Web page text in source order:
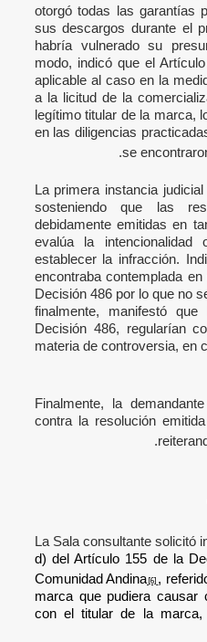
otorgó todas las garantías
sus descargos durante el
habría vulnerado su
modo, indicó que el
aplicable al caso en la
a la licitud de la
legítimo titular de la marca,
en las diligencias
se
La primera instancia
sosteniendo que las
debidamente emitidas en
evalúa la
establecer la infracción.
encontraba contemplada
Decisión 486 por lo que no
finalmente, manifestó
Decisión 486, regularían
materia de controversia, en
Finalmente, la
contra la resolución
La Sala consultante solicitó
d) del Artículo 155 de la
Comunidad Andina [6] ,
marca que pudiera causar
con el titular de la